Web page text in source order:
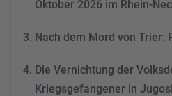
Consent Management
&
Oktober 2026 im Rhein-
Nach dem Mord von Trier:
Die Vernichtung der
Kriegsgefangener in